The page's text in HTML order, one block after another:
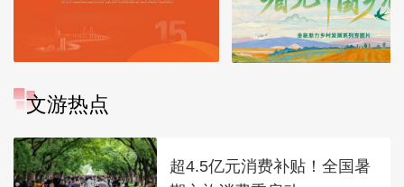
文游热点
超4.5亿元消费补贴！全国暑